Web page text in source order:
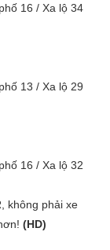
16 / Xa lộ 34
13 / Xa lộ 29
16 / Xa lộ 32
không phải xe
(HD)